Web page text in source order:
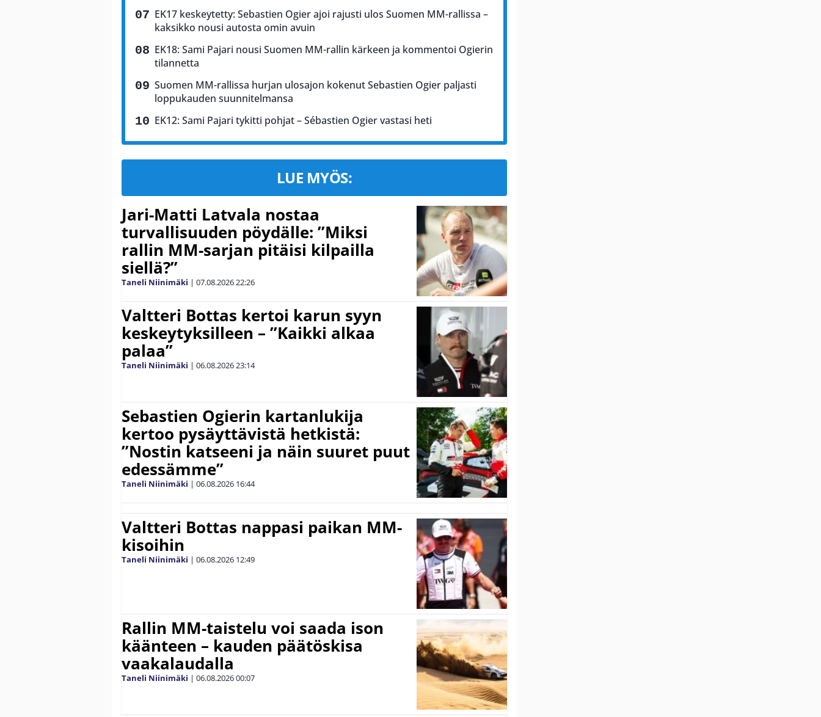
EK17 keskeytetty: Sebastien Ogier ajoi rajusti ulos Suomen MM-rallissa –
kaksikko nousi autosta omin avuin
EK18: Sami Pajari nousi Suomen MM-rallin kärkeen ja kommentoi Ogierin
tilannetta
Suomen MM-rallissa hurjan ulosajon kokenut Sebastien Ogier paljasti
loppukauden suunnitelmansa
EK12: Sami Pajari tykitti pohjat – Sébastien Ogier vastasi heti
LUE MYÖS:
Jari-Matti Latvala nostaa
turvallisuuden pöydälle: ”Miksi
rallin MM-sarjan pitäisi kilpailla
siellä?”
Taneli Niinimäki | 07.08.202622:26
Valtteri Bottas kertoi karun syyn
keskeytyksilleen – ”Kaikki alkaa
palaa”
Taneli Niinimäki | 06.08.202623:14
Sebastien Ogierin kartanlukija
kertoo pysäyttävistä hetkistä:
”Nostin katseeni ja näin suuret puut
edessämme”
Taneli Niinimäki | 06.08.2026 16:44
Valtteri Bottas nappasi paikan MM-
kisoihin
Taneli Niinimäki | 06.08.2026 12:49
Rallin MM-taistelu voi saada ison
käänteen – kauden päätöskisa
vaakalaudalla
Taneli Niinimäki | 06.08.202600:07